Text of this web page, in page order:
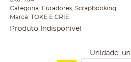
Categoria: Furadores Scrapbooking
Marca: TOKE E CRIE
Produto Indisponível
Unidade: un